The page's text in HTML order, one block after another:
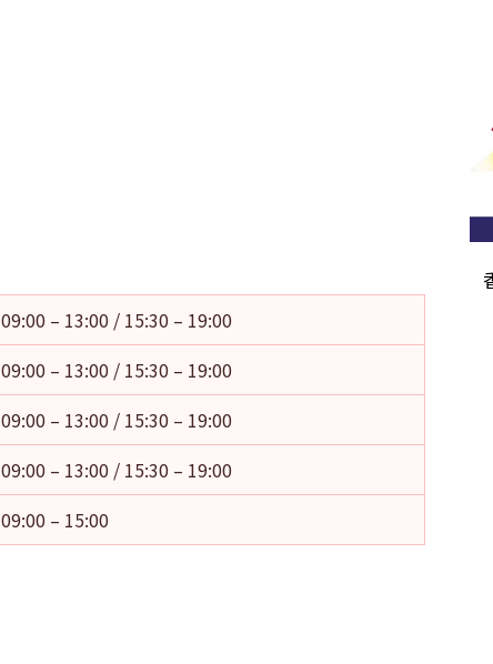
09:00 – 13:00 / 15:30 – 19:00
09:00 – 13:00 / 15:30 – 19:00
09:00 – 13:00 / 15:30 – 19:00
09:00 – 13:00 / 15:30 – 19:00
09:00 – 15:00